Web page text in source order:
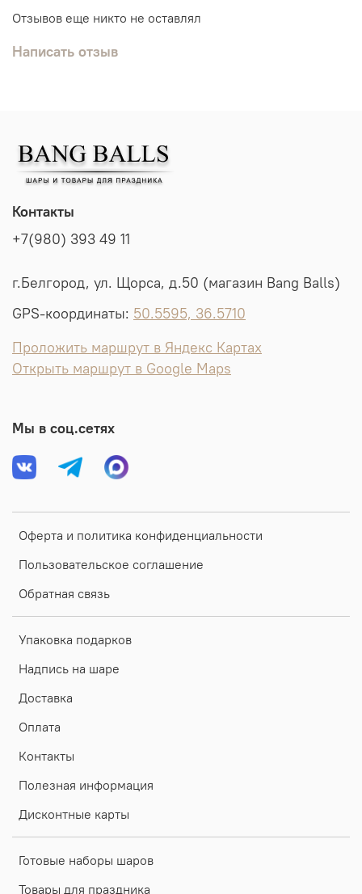
Отзывов еще никто не оставлял
Написать отзыв
Оферта и политика конфиденциальности
Пользовательское соглашение
Обратная связь
Упаковка подарков
Надпись на шаре
Доставка
Оплата
Контакты
Полезная информация
Дисконтные карты
Готовые наборы шаров
Товары для праздника
Контакты
+7(980) 393 49 11
г.Белгород, ул. Щорса, д.50 (магазин Bang Balls)
GPS-координаты: 50.5595, 36.5710
Проложить маршрут в Яндекс Картах
Открыть маршрут в Google Maps
Мы в соц.сетях